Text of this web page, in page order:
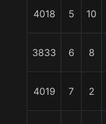
4018 5 10
3833 6 8
4019 7 2